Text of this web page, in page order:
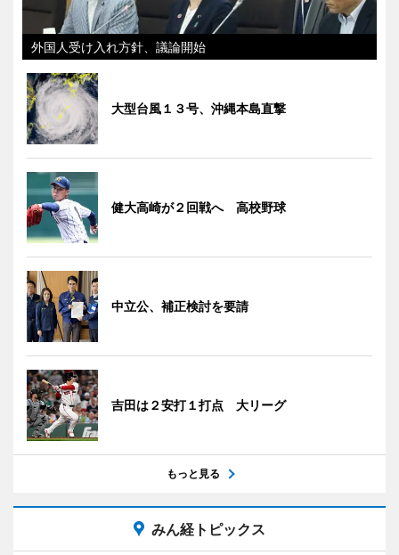
外国人受け入れ方針、議論開始
大型台風１３号、沖縄本島直撃
健大高崎が２回戦へ 高校野球
中立公、補正検討を要請
吉田は２安打１打点 大リーグ
もっと見る
みん経トピックス